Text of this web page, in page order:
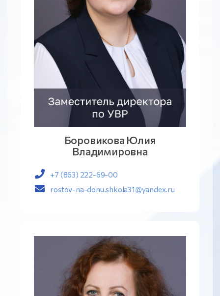
Боровикова Юлия
Владимировна
+7 (863) 222-69-00
rostov-na-donu.shkola31@yandex.ru